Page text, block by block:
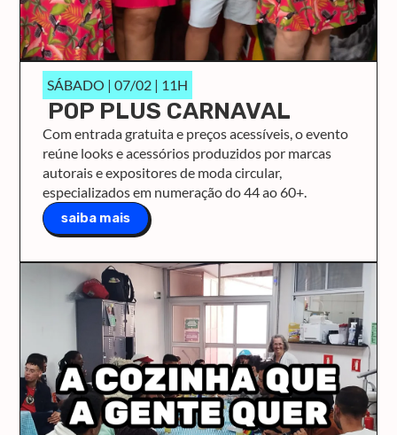
SÁBADO | 07/02 | 11H
POP PLUS CARNAVAL
Com entrada gratuita e preços acessíveis, o evento
reúne looks e acessórios produzidos por marcas
autorais e expositores de moda circular,
especializados em numeração do 44 ao 60+.
saiba mais